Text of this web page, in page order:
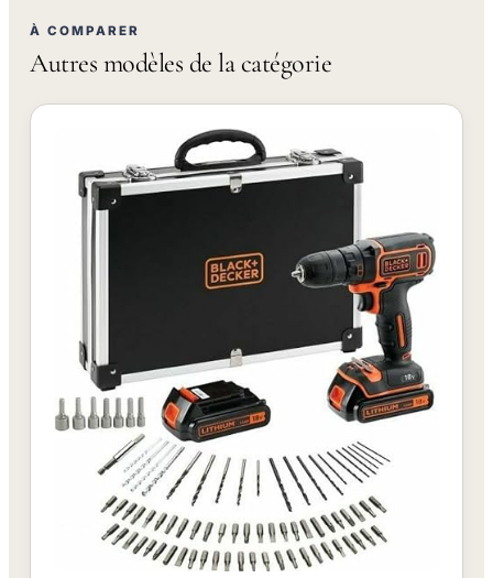
À COMPARER
Autres modèles de la catégorie